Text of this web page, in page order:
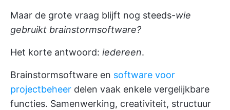
Maar de grote vraag blijft nog steeds-wie
gebruikt brainstormsoftware?
Het korte antwoord: iedereen.
Brainstormsoftware en software voor
projectbeheer delen vaak enkele vergelijkbare
functies. Samenwerking, creativiteit, structuur